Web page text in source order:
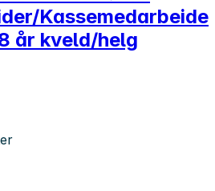
Kassemedarbeide
år kveld/helg